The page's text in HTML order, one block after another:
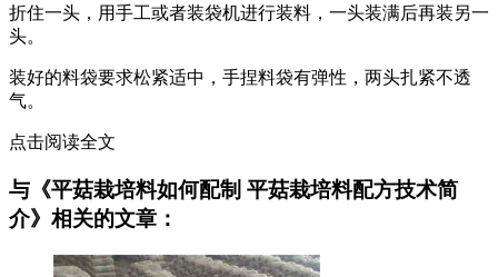
折住一头，用手工或者装袋机进行装料，一头装满后再装另一
头。
装好的料袋要求松紧适中，手捏料袋有弹性，两头扎紧不透
气。
点击阅读全文
与《平菇栽培料如何配制 平菇栽培料配方技术简
介》相关的文章：